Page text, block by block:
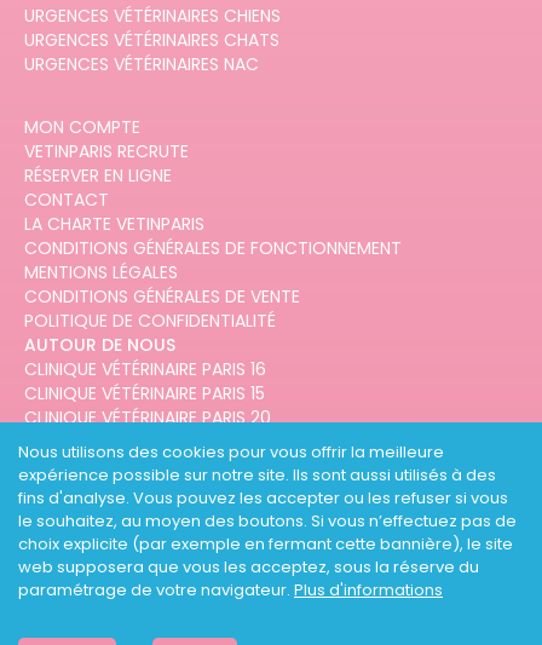
Nous utilisons des cookies pour vous offrir la meilleure
expérience possible sur notre site. Ils sont aussi utilisés à des
fins d'analyse. Vous pouvez les accepter ou les refuser si vous
le souhaitez, au moyen des boutons. Si vous n’effectuez pas de
choix explicite (par exemple en fermant cette bannière), le site
web supposera que vous les acceptez, sous la réserve du
paramétrage de votre navigateur. Plus d'informations
URGENCES VÉTÉRINAIRES CHIENS
URGENCES VÉTÉRINAIRES CHATS
URGENCES VÉTÉRINAIRES NAC
MON COMPTE
VETINPARIS RECRUTE
RÉSERVER EN LIGNE
CONTACT
LA CHARTE VETINPARIS
CONDITIONS GÉNÉRALES DE FONCTIONNEMENT
MENTIONS LÉGALES
CONDITIONS GÉNÉRALES DE VENTE
POLITIQUE DE CONFIDENTIALITÉ
AUTOUR DE NOUS
CLINIQUE VÉTÉRINAIRE PARIS 16
CLINIQUE VÉTÉRINAIRE PARIS 15
CLINIQUE VÉTÉRINAIRE PARIS 20
CLINIQUE VÉTÉRINAIRE PARIS 12
CLINIQUE VÉTÉRINAIRE PARIS 10
CLINIQUE VÉTÉRINAIRE PARIS 3